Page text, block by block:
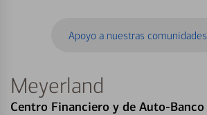
Apoyo a nuestras comunidades
Meyerland
Centro Financiero y de Auto-Banco